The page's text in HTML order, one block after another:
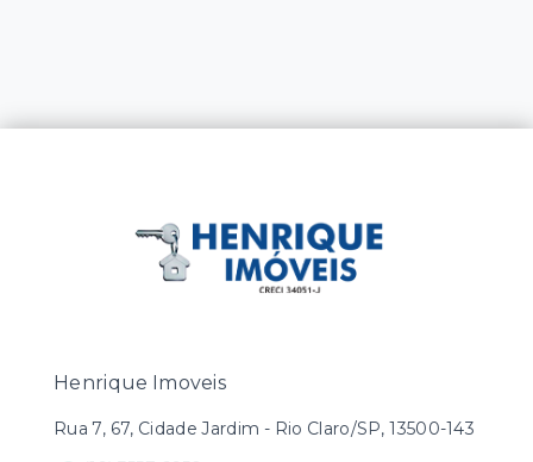
Henrique Imoveis
Rua 7, 67, Cidade Jardim - Rio Claro/SP, 13500-143